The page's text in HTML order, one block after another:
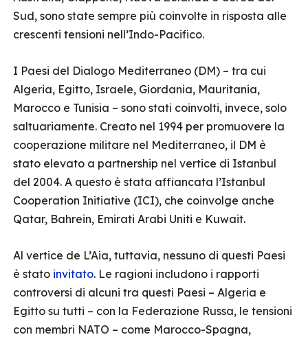
Sud, sono state sempre più coinvolte in risposta alle
crescenti tensioni nell’Indo-Pacifico.
I Paesi del Dialogo Mediterraneo (DM) – tra cui
Algeria, Egitto, Israele, Giordania, Mauritania,
Marocco e Tunisia – sono stati coinvolti, invece, solo
saltuariamente. Creato nel 1994 per promuovere la
cooperazione militare nel Mediterraneo, il DM è
stato elevato a partnership nel vertice di Istanbul
del 2004. A questo è stata affiancata l’Istanbul
Cooperation Initiative (ICI), che coinvolge anche
Qatar, Bahrein, Emirati Arabi Uniti e Kuwait.
Al vertice de L’Aia, tuttavia, nessuno di questi Paesi
è stato invitato. Le ragioni includono i rapporti
controversi di alcuni tra questi Paesi – Algeria e
Egitto su tutti – con la Federazione Russa, le tensioni
con membri NATO – come Marocco-Spagna,